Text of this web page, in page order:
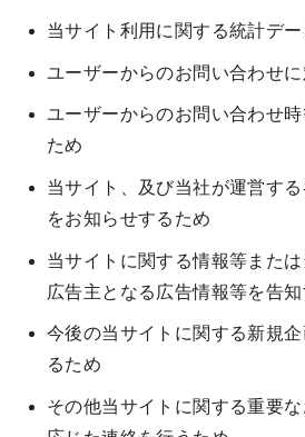
当サイト利用に関する統計デ
ユーザーからのお問い合わせ
ユーザーからのお問い合わせ
ため
当サイト、及び当社が運営す
をお知らせするため
当サイトに関する情報等また
広告主となる広告情報等を告
今後の当サイトに関する新規
るため
その他当サイトに関する重要